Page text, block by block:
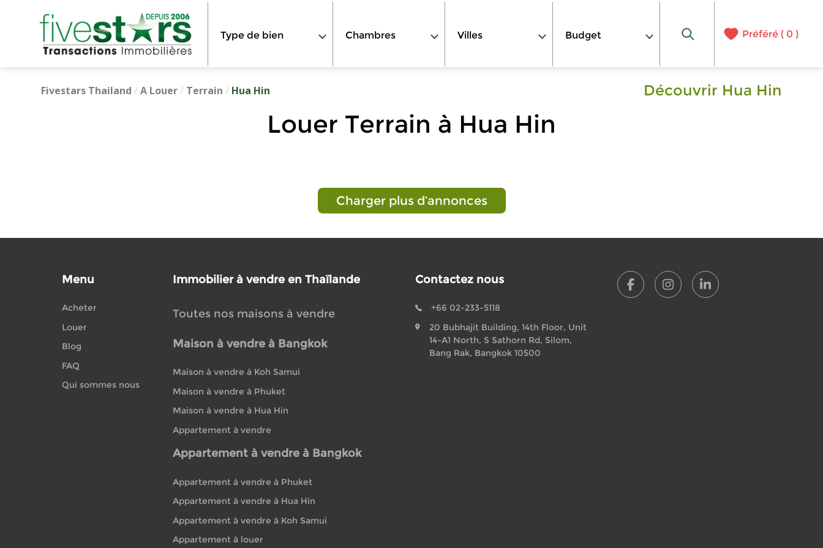
Type de bien Chambres Villes Budget Préféré ( 0 )
Fivestars Thailand /A Louer/ Terrain / Hua Hin Découvrir Hua Hin
Louer Terrain à Hua Hin
Charger plus d’annonces
Menu
Acheter
Louer
Blog
FAQ
Qui sommes nous
Immobilier à vendre en Thaïlande
Toutes nos maisons à vendre
Maison à vendre à Bangkok
Maison à vendre à Koh Samui
Maison à vendre à Phuket
Maison à vendre à Hua Hin
Appartement à vendre
Appartement à vendre à Bangkok
Appartement à vendre à Phuket
Appartement à vendre à Hua Hin
Appartement à vendre à Koh Samui
Appartement à louer
Contactez nous
+66 02-233-5118
20 Bubhajit Building, 14th Floor, Unit
14-A1 North, S Sathorn Rd, Silom,
Bang Rak, Bangkok 10500